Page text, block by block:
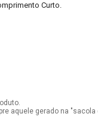
Curto.
aquele gerado na "sacola